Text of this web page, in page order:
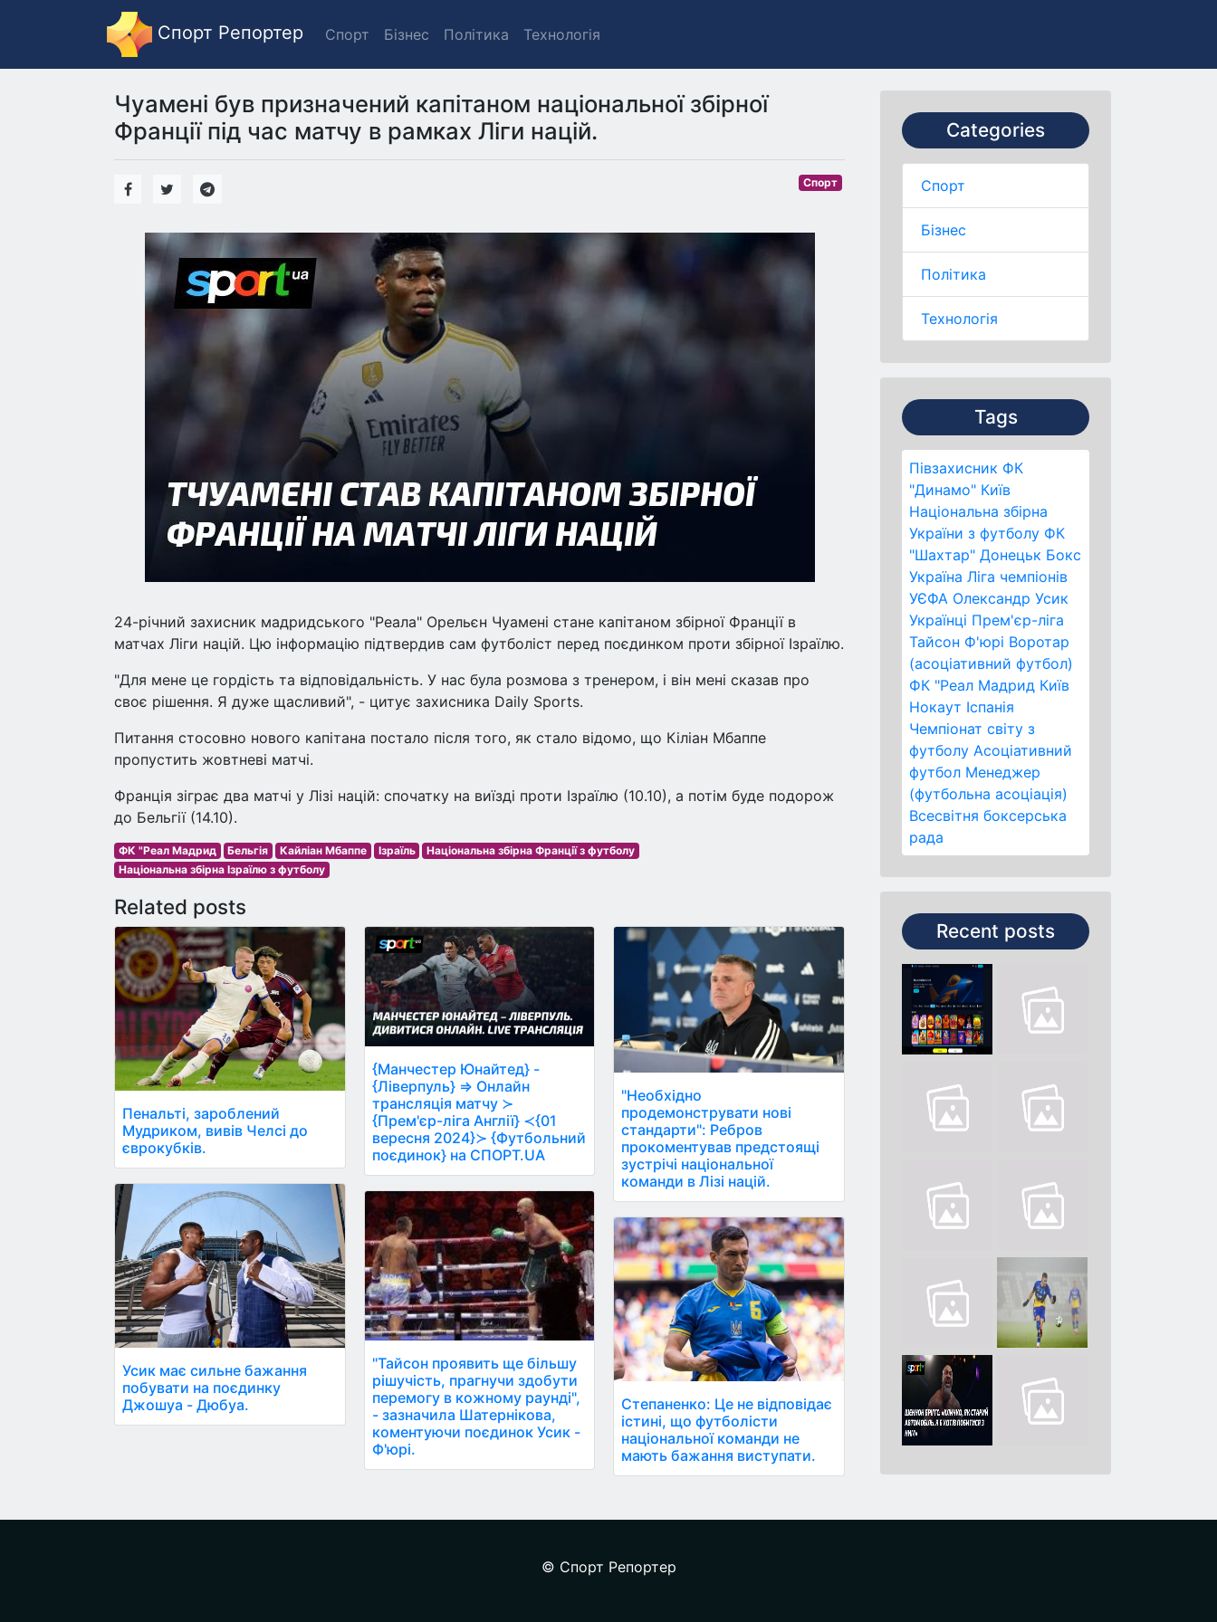
Спорт Репортер Спорт Бізнес Політика Технологія
Categories
Спорт
Бізнес
Політика
Технологія
Tags
Півзахисник ФК
"Динамо" Київ
Національна збірна
України з футболу ФК
"Шахтар" Донецьк Бокс
Україна Ліга чемпіонів
УЄФА Олександр Усик
Українці Прем'єр-ліга
Тайсон Ф'юрі Воротар
(асоціативний футбол)
ФК "Реал Мадрид Київ
Нокаут Іспанія
Чемпіонат світу з
футболу Асоціативний
футбол Менеджер
(футбольна асоціація)
Всесвітня боксерська
рада
Recent posts
Чуамені був призначений капітаном національної збірної
Франції під час матчу в рамках Ліги націй.
Спорт
24-річний захисник мадридського "Реала" Орельєн Чуамені стане капітаном збірної Франції в
матчах Ліги націй. Цю інформацію підтвердив сам футболіст перед поєдинком проти збірної Ізраїлю.
"Для мене це гордість та відповідальність. У нас була розмова з тренером, і він мені сказав про
своє рішення. Я дуже щасливий", - цитує захисника Daily Sports.
Питання стосовно нового капітана постало після того, як стало відомо, що Кіліан Мбаппе
пропустить жовтневі матчі.
Франція зіграє два матчі у Лізі націй: спочатку на виїзді проти Ізраїлю (10.10), а потім буде подорож
до Бельгії (14.10).
ФК "Реал Мадрид Бельгія Кайліан Мбаппе Ізраїль
Національна збірна Франції з футболу
Національна збірна Ізраїлю з футболу
Related posts
Пенальті, зароблений
Мудриком, вивів Челсі до
єврокубків.
Усик має сильне бажання
побувати на поєдинку
Джошуа - Дюбуа.
{Манчестер Юнайтед} -
{Ліверпуль} ⇒ Онлайн
трансляція матчу ≻
{Прем'єр-ліга Англії} ≺{01
вересня 2024}≻ {Футбольний
поєдинок} на СПОРТ.UA
"Тайсон проявить ще більшу
рішучість, прагнучи здобути
перемогу в кожному раунді",
- зазначила Шатернікова,
коментуючи поєдинок Усик -
Ф'юрі.
"Необхідно
продемонструвати нові
стандарти": Ребров
прокоментував предстоящі
зустрічі національної
команди в Лізі націй.
Степаненко: Це не відповідає
істині, що футболісти
національної команди не
мають бажання виступати.
© Спорт Репортер